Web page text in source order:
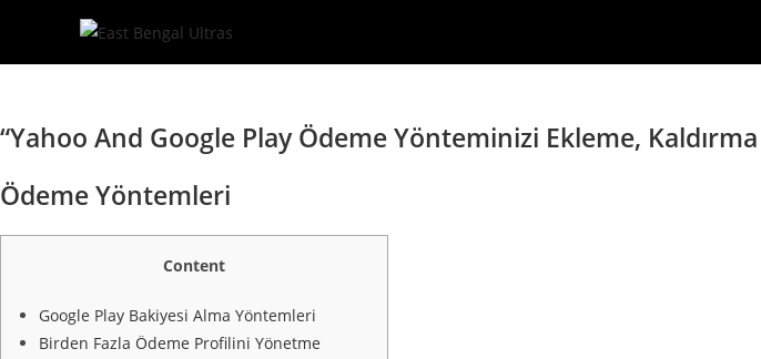
content
“Yahoo And Google Play Ödeme Yönteminizi Ekleme,
Ödeme Yöntemleri
Content
Google Play Bakiyesi Alma Yöntemleri
Birden Fazla Ödeme Profilini Yönetme